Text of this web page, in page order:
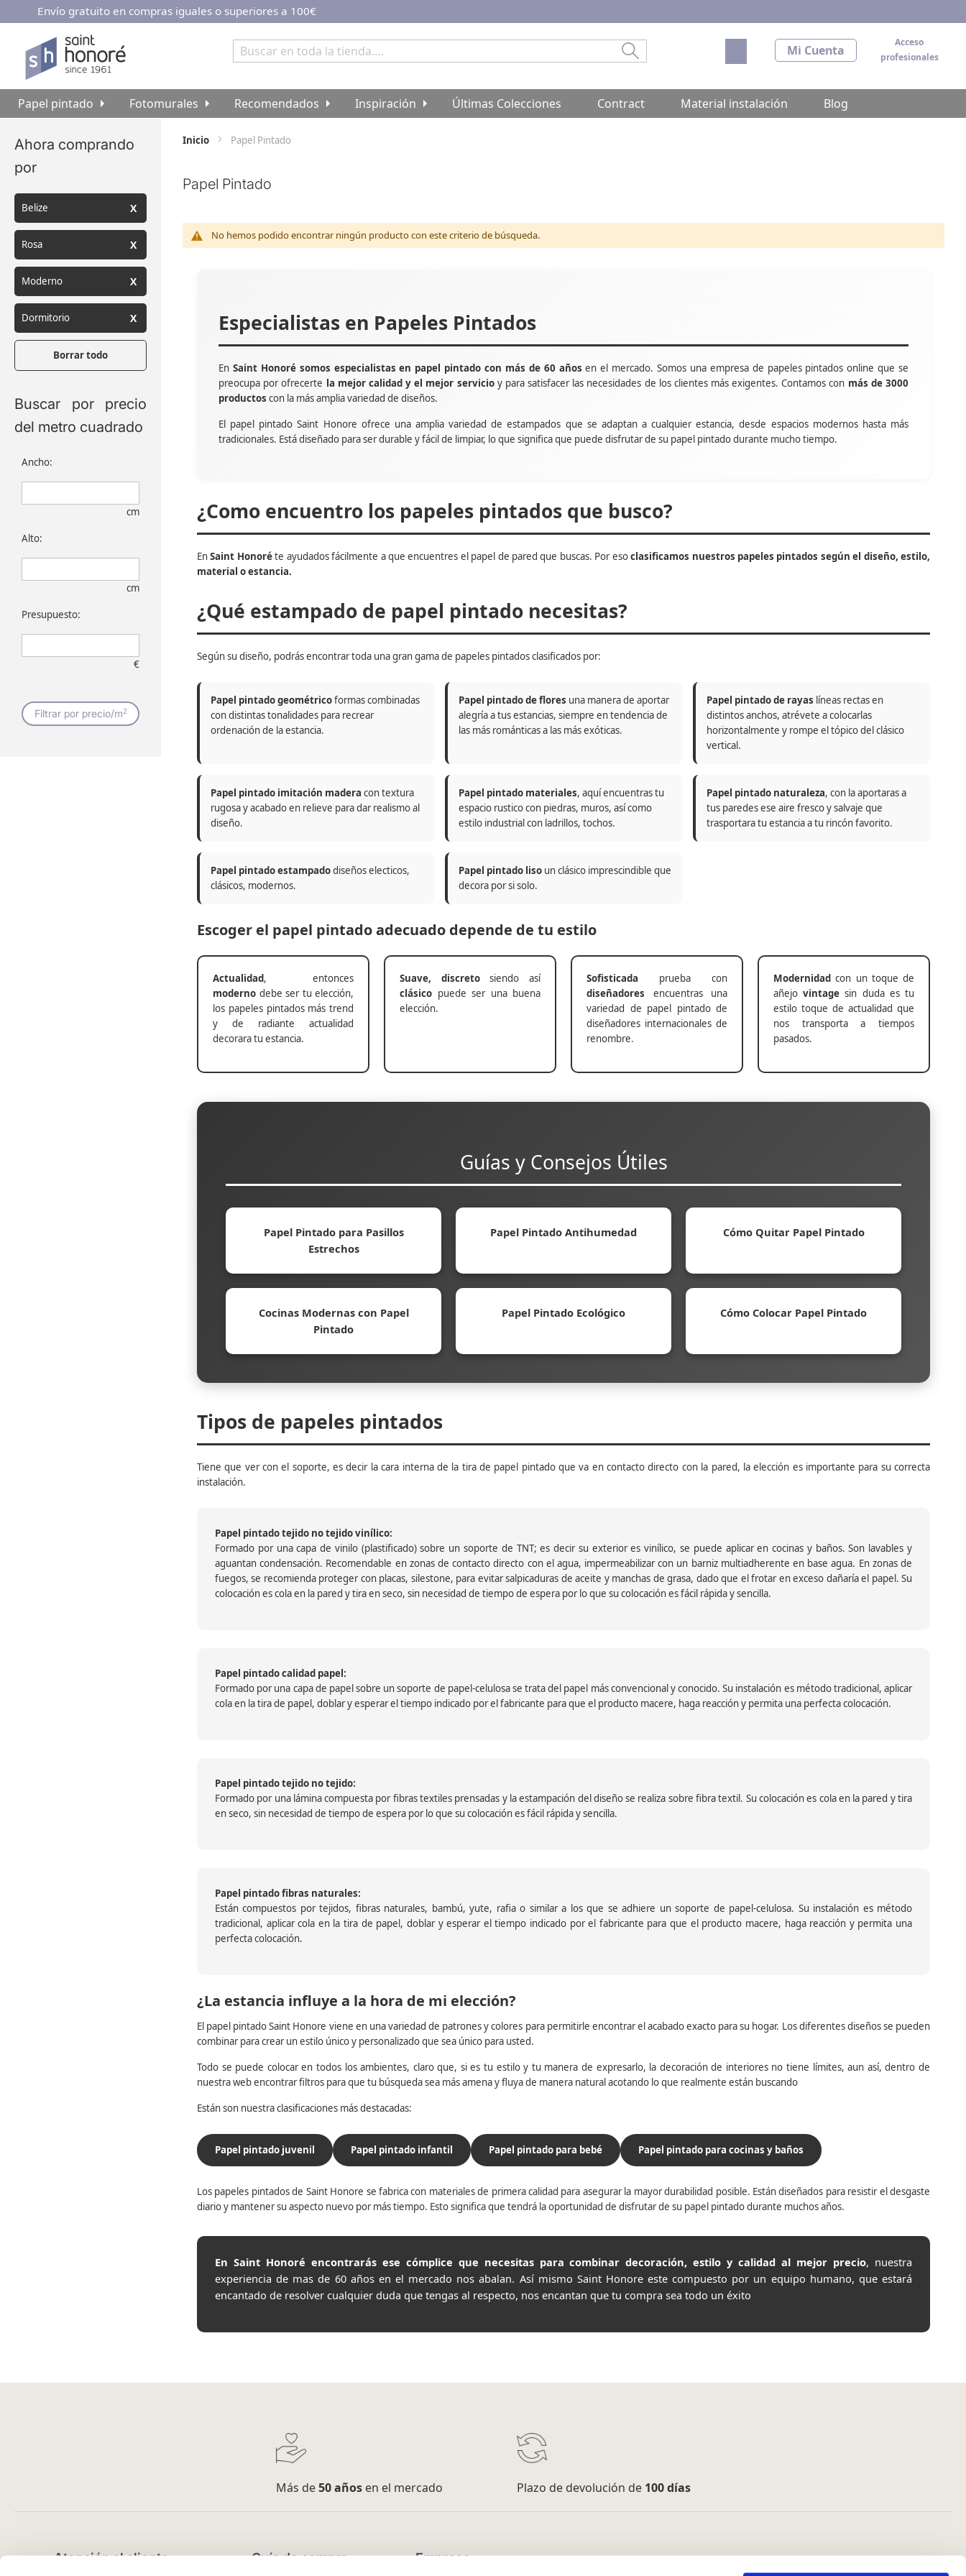
Ir
contenido
Envío gratuito en compras iguales o superiores a 100€
Acceso
profesionales
Mi Cuenta
Mi carrito
Papel pintado Fotomurales Recomendados Inspiración Últimas Colecciones Contract Material instalación Blog
Inicio Papel Pintado
Papel Pintado
No hemos podido encontrar ningún producto con este criterio de búsqueda.
Especialistas en Papeles Pintados
En Saint Honoré somos especialistas en papel pintado con más de 60 años en el mercado. Somos una empresa de papeles pintados online que se
preocupa por ofrecerte la mejor calidad y el mejor servicioy para satisfacer las necesidades de los clientes más exigentes. Contamos con más de 3000
productos con la más amplia variedad de diseños.
El papel pintado Saint Honore ofrece una amplia variedad de estampados que se adaptan a cualquier estancia, desde espacios modernos hasta más
tradicionales. Está diseñado para ser durable y fácil de limpiar, lo que significa que puede disfrutar de su papel pintado durante mucho tiempo.
¿Como encuentro los papeles pintados que busco?
EnSaint Honoréte ayudados fácilmente a que encuentres el papel de pared que buscas. Por esoclasificamos nuestros papeles pintados según el diseño, estilo,
material o estancia.
¿Qué estampado de papel pintado necesitas?
Según su diseño, podrás encontrar toda una gran gama de papeles pintados clasificados por:
Papel pintado geométricoformas combinadas
con distintas tonalidades para recrear
ordenación de la estancia.
Papel pintado de flores una manera de aportar
alegría a tus estancias, siempre en tendencia de
las más románticas a las más exóticas.
Papel pintado de rayas líneas rectas en
distintos anchos, atrévete a colocarlas
horizontalmente y rompe el tópico del clásico
vertical.
Papel pintado imitación madera con textura
rugosa y acabado en relieve para dar realismo al
diseño.
Papel pintado materiales, aquí encuentras tu
espacio rustico con piedras, muros, así como
estilo industrial con ladrillos, tochos.
Papel pintado naturaleza, con la aportaras a
tus paredes ese aire fresco y salvaje que
trasportara tu estancia a tu rincón favorito.
Papel pintado estampadodiseños electicos,
clásicos, modernos.
Papel pintado liso un clásico imprescindible que
decora por si solo.
Escoger el papel pintado adecuado depende de tu estilo
Actualidad, entonces
moderno debe ser tu elección,
los papeles pintados más trend
y de radiante actualidad
decorara tu estancia.
Suave, discretosiendo así
clásico puede ser una buena
elección.
Sofisticada prueba con
diseñadores encuentras una
variedad de papel pintado de
diseñadores internacionales de
renombre.
Modernidad con un toque de
añejovintage sin duda es tu
estilo toque de actualidad que
nos transporta a tiempos
pasados.
Guías y Consejos Útiles
Papel Pintado para Pasillos
Estrechos
Papel Pintado Antihumedad Cómo Quitar Papel Pintado
Cocinas Modernas con Papel
Pintado
Papel Pintado Ecológico Cómo Colocar Papel Pintado
Tipos de papeles pintados
Tiene que ver con el soporte, es decir la cara interna de la tira de papel pintado que va en contacto directo con la pared, la elección es importante para su correcta
instalación.
Papel pintado tejido no tejido vinílico:
Formado por una capa de vinilo (plastificado) sobre un soporte de TNT; es decir su exterior es vinílico, se puede aplicar en cocinas y baños. Son lavables y
aguantan condensación. Recomendable en zonas de contacto directo con el agua, impermeabilizar con un barniz multiadherente en base agua. En zonas de
fuegos, se recomienda proteger con placas, silestone, para evitar salpicaduras de aceite y manchas de grasa, dado que el frotar en exceso dañaría el papel. Su
colocación es cola en la pared y tira en seco, sin necesidad de tiempo de espera por lo que su colocación es fácil rápida y sencilla.
Papel pintado calidad papel:
Formado por una capa de papel sobre un soporte de papel-celulosa se trata del papel más convencional y conocido. Su instalación es método tradicional, aplicar
cola en la tira de papel, doblar y esperar el tiempo indicado por el fabricante para que el producto macere, haga reacción y permita una perfecta colocación.
Papel pintado tejido no tejido:
Formado por una lámina compuesta por fibras textiles prensadas y la estampación del diseño se realiza sobre fibra textil. Su colocación es cola en la pared y tira
en seco, sin necesidad de tiempo de espera por lo que su colocación es fácil rápida y sencilla.
Papel pintado fibras naturales:
Están compuestos por tejidos, fibras naturales, bambú, yute, rafia o similar a los que se adhiere un soporte de papel-celulosa. Su instalación es método
tradicional, aplicar cola en la tira de papel, doblar y esperar el tiempo indicado por el fabricante para que el producto macere, haga reacción y permita una
perfecta colocación.
¿La estancia influye a la hora de mi elección?
El papel pintado Saint Honore viene en una variedad de patrones y colores para permitirle encontrar el acabado exacto para su hogar. Los diferentes diseños se pueden
combinar para crear un estilo único y personalizado que sea único para usted.
Todo se puede colocar en todos los ambientes, claro que, si es tu estilo y tu manera de expresarlo, la decoración de interiores no tiene límites, aun así, dentro de
nuestra web encontrar filtros para que tu búsqueda sea más amena y fluya de manera natural acotando lo que realmente están buscando
Están son nuestra clasificaciones más destacadas:
Papel pintado juvenil Papel pintado infantil Papel pintado para bebé Papel pintado para cocinas y baños
Los papeles pintados de Saint Honore se fabrica con materiales de primera calidad para asegurar la mayor durabilidad posible. Están diseñados para resistir el desgaste
diario y mantener su aspecto nuevo por más tiempo. Esto significa que tendrá la oportunidad de disfrutar de su papel pintado durante muchos años.
En Saint Honoré encontrarás ese cómplice que necesitas para combinar decoración, estilo y calidad al mejor precio, nuestra
experiencia de mas de 60 años en el mercado nos abalan. Así mismo Saint Honore este compuesto por un equipo humano, que estará
encantado de resolver cualquier duda que tengas al respecto, nos encantan que tu compra sea todo un éxito
Buscar por precio
del metro cuadrado
Ancho:
cm
Alto:
cm
Presupuesto:
€
Filtrar por precio/m2
Ahora comprando
por
Belize
Rosa
Moderno
Dormitorio
Borrar todo
Más de50 añosen el mercado Plazo de devolución de 100 días
Atención al cliente Guía de compra Empresa